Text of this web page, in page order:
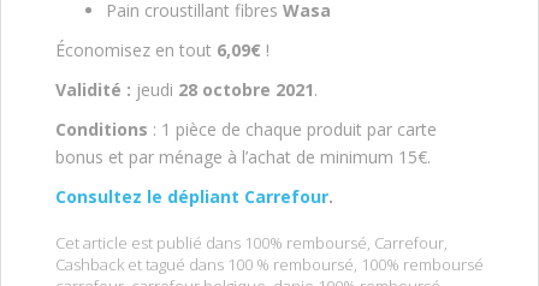
Pain croustillant fibres Wasa
Économisez en tout 6,09€ !
Validité : jeudi 28 octobre 2021.
Conditions : 1 pièce de chaque produit par carte
bonus et par ménage à l’achat de minimum 15€.
Consultez le dépliant Carrefour.
Cet article est publié dans 100% remboursé, Carrefour,
Cashback et tagué dans 100 % remboursé, 100% remboursé